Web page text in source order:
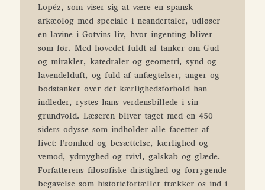
Lopéz, som viser sig at være en spansk
arkæolog med speciale i neandertaler, udløser
en lavine i Gotvins liv, hvor ingenting bliver
som før. Med hovedet fuldt af tanker om Gud
og mirakler, katedraler og geometri, synd og
lavendelduft, og fuld af anfægtelser, anger og
bodstanker over det kærlighedsforhold han
indleder, rystes hans verdensbillede i sin
grundvold. Læseren bliver taget med en 450
siders odysse som indholder alle facetter af
livet: Fromhed og besættelse, kærlighed og
vemod, ydmyghed og tvivl, galskab og glæde.
Forfatterens filosofiske dristighed og forrygende
begavelse som historiefortæller trækker os ind i